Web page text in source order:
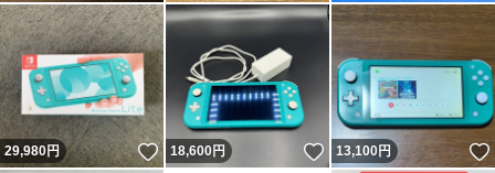
29,980円 いいね！
18,600円 いいね！
13,100円